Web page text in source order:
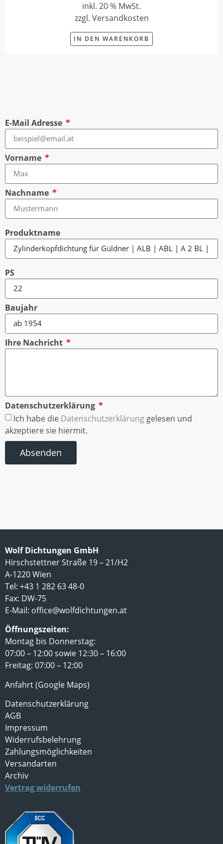
inkl. 20 % MwSt.
zzgl. Versandkosten
IN DEN WARENKORB
E-Mail Adresse
Vorname
Nachname
Produktname
PS
Baujahr
Ihre Nachricht
Datenschutzerklärung
Ich habe die Datenschutzerklärung gelesen und
akzeptiere sie hiermit.
Absenden
Wolf Dichtungen GmbH
Hirschstettner Straße 19 – 21/H2
A-1220 Wien
Tel: +43 1 282 63 48-0
Fax: DW-75
E-Mail: office@wolfdichtungen.at
Öffnungszeiten:
Montag bis Donnerstag:
07:00 – 12:00 sowie 12:30 – 16:00
Freitag: 07:00 – 12:00
Anfahrt (Google Maps)
Datenschutzerklärung
AGB
Impressum
Widerrufsbelehrung
Zahlungsmöglichkeiten
Versandarten
Archiv
Vertrag widerrufen